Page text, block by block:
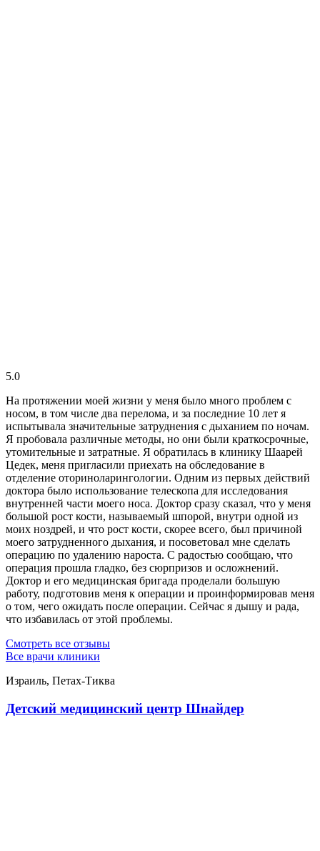
5.0
На протяжении моей жизни у меня было много проблем с
носом, в том числе два перелома, и за последние 10 лет я
испытывала значительные затруднения с дыханием по ночам.
Я пробовала различные методы, но они были краткосрочные,
утомительные и затратные. Я обратилась в клинику Шаарей
Цедек, меня пригласили приехать на обследование в
отделение оториноларингологии. Одним из первых действий
доктора было использование телескопа для исследования
внутренней части моего носа. Доктор сразу сказал, что у меня
большой рост кости, называемый шпорой, внутри одной из
моих ноздрей, и что рост кости, скорее всего, был причиной
моего затрудненного дыхания, и посоветовал мне сделать
операцию по удалению нароста. С радостью сообщаю, что
операция прошла гладко, без сюрпризов и осложнений.
Доктор и его медицинская бригада проделали большую
работу, подготовив меня к операции и проинформировав меня
о том, чего ожидать после операции. Сейчас я дышу и рада,
что избавилась от этой проблемы.
Смотреть все отзывы
Все врачи клиники
Израиль, Петах-Тиква
Детский медицинский центр Шнайдер